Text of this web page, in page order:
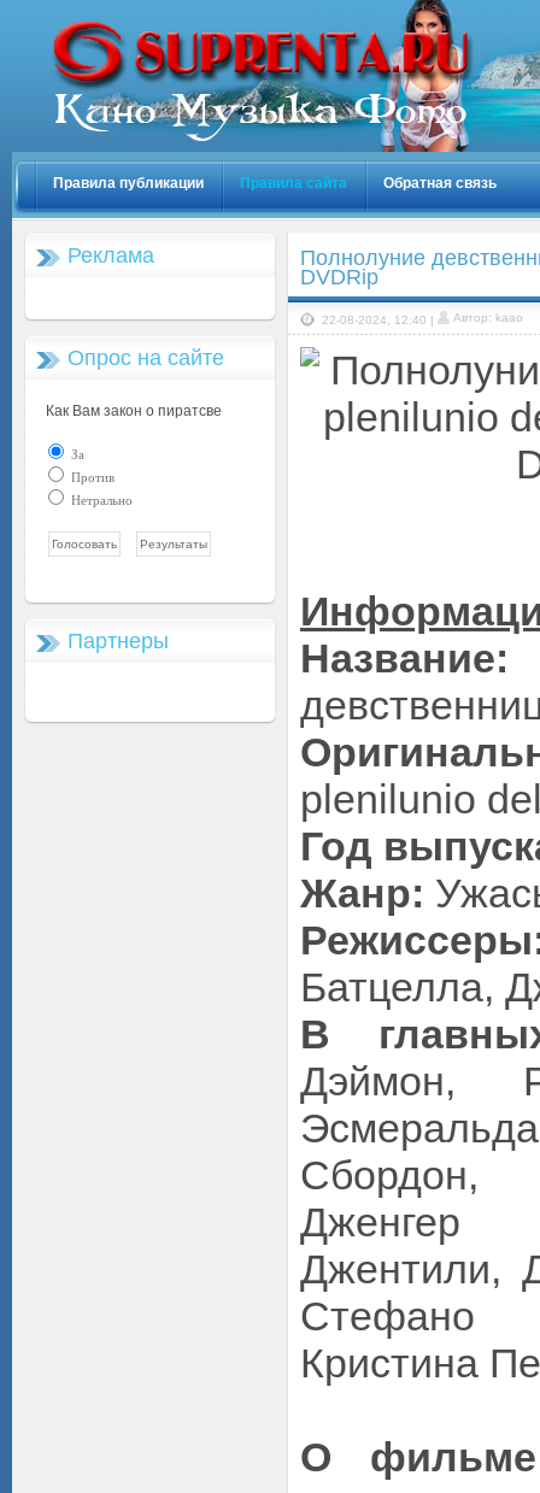
Правила публикации Правила сайта Обратная связь
Реклама
Опрос на сайте
Как Вам закон о пиратсве
За
Против
Нетрально
Партнеры
Полнолуние
DVDRip
22-08-2024, 12:40 | Автор: kaao
Название:
plenilunio
Год
Жанр:
Батцелла,
В
Дэймон,
Дженгер
Джентили,
Кристина
О